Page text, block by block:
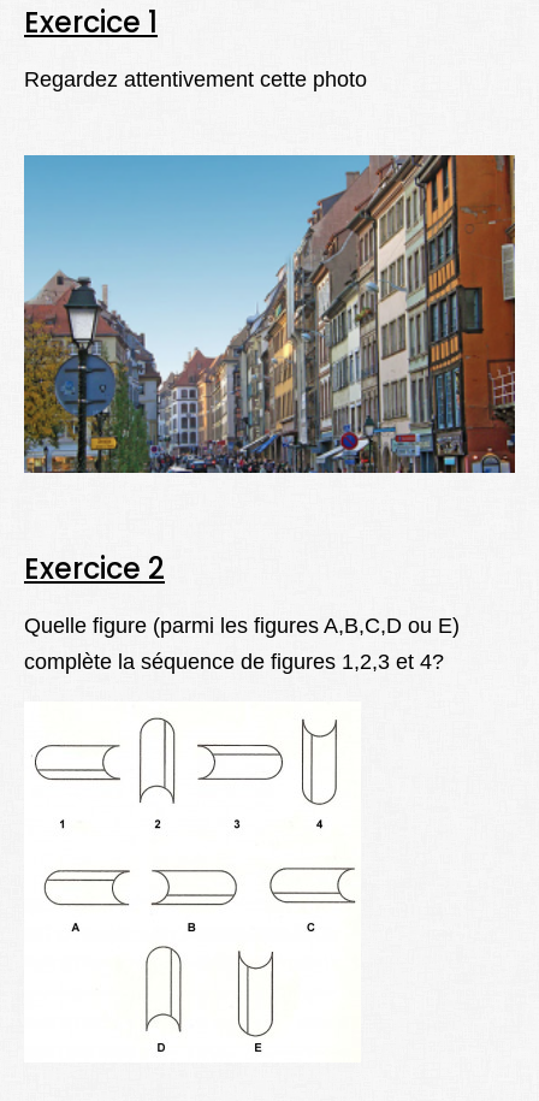
Exercice 1
Regardez attentivement cette photo
Exercice 2
Quelle figure (parmi les figures A,B,C,D ou E)
complète la séquence de figures 1,2,3 et 4?